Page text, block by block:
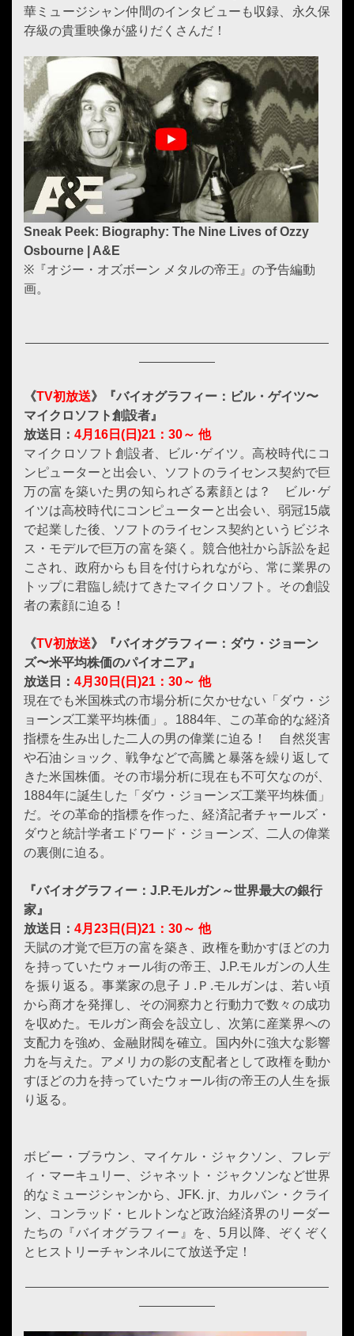
華ミュージシャン仲間のインタビューも収録、永久保
存級の貴重映像が盛りだくさんだ！
Sneak Peek: Biography: The Nine Lives of Ozzy
Osbourne | A&E
※『オジー・オズボーン メタルの帝王』の予告編動
画。
《TV初放送》『バイオグラフィー：ビル・ゲイツ〜
マイクロソフト創設者』
放送日： 4月16日(日)21：30～ 他
マイクロソフト創設者、ビル･ゲイツ。高校時代にコ
ンピューターと出会い、ソフトのライセンス契約で巨
万の富を築いた男の知られざる素顔とは？ ビル･ゲ
イツは高校時代にコンピューターと出会い、弱冠15歳
で起業した後、ソフトのライセンス契約というビジネ
ス・モデルで巨万の富を築く。競合他社から訴訟を起
こされ、政府からも目を付けられながら、常に業界の
トップに君臨し続けてきたマイクロソフト。その創設
者の素顔に迫る！
《TV初放送》『バイオグラフィー：ダウ・ジョーン
ズ〜米平均株価のパイオニア』
放送日： 4月30日(日)21：30～ 他
現在でも米国株式の市場分析に欠かせない「ダウ・ジ
ョーンズ工業平均株価」。1884年、この革命的な経済
指標を生み出した二人の男の偉業に迫る！ 自然災害
や石油ショック、戦争などで高騰と暴落を繰り返して
きた米国株価。その市場分析に現在も不可欠なのが、
1884年に誕生した「ダウ・ジョーンズ工業平均株価」
だ。その革命的指標を作った、経済記者チャールズ・
ダウと統計学者エドワード・ジョーンズ、二人の偉業
の裏側に迫る。
『バイオグラフィー：J.P.モルガン～世界最大の銀行
家』
放送日： 4月23日(日)21：30～ 他
天賦の才覚で巨万の富を築き、政権を動かすほどの力
を持っていたウォール街の帝王、J.P.モルガンの人生
を振り返る。事業家の息子Ｊ.Ｐ.モルガンは、若い頃
から商才を発揮し、その洞察力と行動力で数々の成功
を収めた。モルガン商会を設立し、次第に産業界への
支配力を強め、金融財閥を確立。国内外に強大な影響
力を与えた。アメリカの影の支配者として政権を動か
すほどの力を持っていたウォール街の帝王の人生を振
り返る。
ボビー・ブラウン、マイケル・ジャクソン、フレデ
ィ・マーキュリー、ジャネット・ジャクソンなど世界
的なミュージシャンから、JFK. jr、カルバン・クライ
ン、コンラッド・ヒルトンなど政治経済界のリーダー
たちの『バイオグラフィー』を、5月以降、ぞくぞく
とヒストリーチャンネルにて放送予定！